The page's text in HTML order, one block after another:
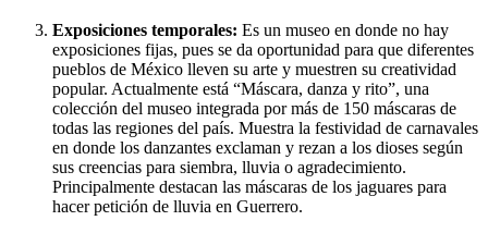
Exposiciones temporales: Es un museo en donde no hay
exposiciones fijas, pues se da oportunidad para que diferentes
pueblos de México lleven su arte y muestren su creatividad
popular. Actualmente está “Máscara, danza y rito”, una
colección del museo integrada por más de 150 máscaras de
todas las regiones del país. Muestra la festividad de carnavales
en donde los danzantes exclaman y rezan a los dioses según
sus creencias para siembra, lluvia o agradecimiento.
Principalmente destacan las máscaras de los jaguares para
hacer petición de lluvia en Guerrero.